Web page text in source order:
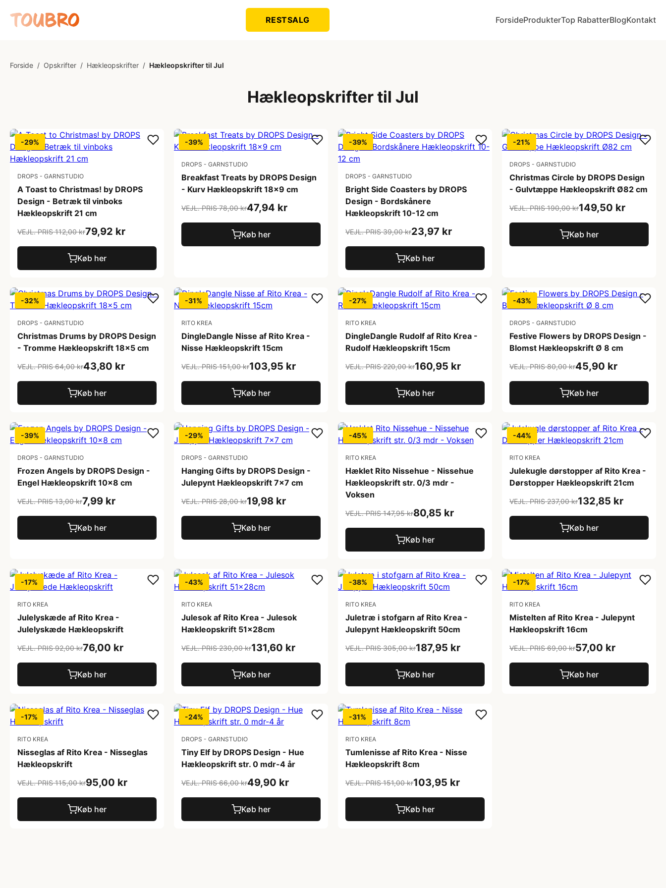
RESTSALG ForsideProdukterTop RabatterBlogKontakt
Forside / Opskrifter / Hækleopskrifter / Hækleopskrifter til Jul
Hækleopskrifter til Jul
-29%
DROPS - GARNSTUDIO
A Toast to Christmas! by DROPS
Design - Betræk til vinboks
Hækleopskrift 21 cm
VEJL. PRIS 112,00 kr79,92 kr
Køb her
-39%
DROPS - GARNSTUDIO
Breakfast Treats by DROPS Design
- Kurv Hækleopskrift 18x9 cm
VEJL. PRIS 78,00 kr47,94 kr
Køb her
-39%
DROPS - GARNSTUDIO
Bright Side Coasters by DROPS
Design - Bordskånere
Hækleopskrift 10-12 cm
VEJL. PRIS 39,00 kr23,97 kr
Køb her
-21%
DROPS - GARNSTUDIO
Christmas Circle by DROPS Design
- Gulvtæppe Hækleopskrift Ø82 cm
VEJL. PRIS 190,00 kr149,50 kr
Køb her
-32%
DROPS - GARNSTUDIO
Christmas Drums by DROPS Design
- Tromme Hækleopskrift 18x5 cm
VEJL. PRIS 64,00 kr43,80 kr
Køb her
-31%
RITO KREA
DingleDangle Nisse af Rito Krea -
Nisse Hækleopskrift 15cm
VEJL. PRIS 151,00 kr103,95 kr
Køb her
-27%
RITO KREA
DingleDangle Rudolf af Rito Krea -
Rudolf Hækleopskrift 15cm
VEJL. PRIS 220,00 kr160,95 kr
Køb her
-43%
DROPS - GARNSTUDIO
Festive Flowers by DROPS Design -
Blomst Hækleopskrift Ø 8 cm
VEJL. PRIS 80,00 kr45,90 kr
Køb her
-39%
DROPS - GARNSTUDIO
Frozen Angels by DROPS Design -
Engel Hækleopskrift 10x8 cm
VEJL. PRIS 13,00 kr7,99 kr
Køb her
-29%
DROPS - GARNSTUDIO
Hanging Gifts by DROPS Design -
Julepynt Hækleopskrift 7x7 cm
VEJL. PRIS 28,00 kr19,98 kr
Køb her
-45%
RITO KREA
Hæklet Rito Nissehue - Nissehue
Hækleopskrift str. 0/3 mdr -
Voksen
VEJL. PRIS 147,95 kr80,85 kr
Køb her
-44%
RITO KREA
Julekugle dørstopper af Rito Krea -
Dørstopper Hækleopskrift 21cm
VEJL. PRIS 237,00 kr132,85 kr
Køb her
-17%
RITO KREA
Julelyskæde af Rito Krea -
Julelyskæde Hækleopskrift
VEJL. PRIS 92,00 kr76,00 kr
Køb her
-43%
RITO KREA
Julesok af Rito Krea - Julesok
Hækleopskrift 51x28cm
VEJL. PRIS 230,00 kr131,60 kr
Køb her
-38%
RITO KREA
Juletræ i stofgarn af Rito Krea -
Julepynt Hækleopskrift 50cm
VEJL. PRIS 305,00 kr187,95 kr
Køb her
-17%
RITO KREA
Mistelten af Rito Krea - Julepynt
Hækleopskrift 16cm
VEJL. PRIS 69,00 kr57,00 kr
Køb her
-17%
RITO KREA
Nisseglas af Rito Krea - Nisseglas
Hækleopskrift
VEJL. PRIS 115,00 kr95,00 kr
Køb her
-24%
DROPS - GARNSTUDIO
Tiny Elf by DROPS Design - Hue
Hækleopskrift str. 0 mdr-4 år
VEJL. PRIS 66,00 kr49,90 kr
Køb her
-31%
RITO KREA
Tumlenisse af Rito Krea - Nisse
Hækleopskrift 8cm
VEJL. PRIS 151,00 kr103,95 kr
Køb her